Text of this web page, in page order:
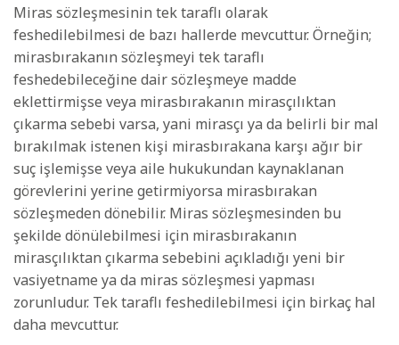
Miras sözleşmesinin tek taraflı olarak
feshedilebilmesi de bazı hallerde mevcuttur. Örneğin;
mirasbırakanın sözleşmeyi tek taraflı
feshedebileceğine dair sözleşmeye madde
eklettirmişse veya mirasbırakanın mirasçılıktan
çıkarma sebebi varsa, yani mirasçı ya da belirli bir mal
bırakılmak istenen kişi mirasbırakana karşı ağır bir
suç işlemişse veya aile hukukundan kaynaklanan
görevlerini yerine getirmiyorsa mirasbırakan
sözleşmeden dönebilir. Miras sözleşmesinden bu
şekilde dönülebilmesi için mirasbırakanın
mirasçılıktan çıkarma sebebini açıkladığı yeni bir
vasiyetname ya da miras sözleşmesi yapması
zorunludur. Tek taraflı feshedilebilmesi için birkaç hal
daha mevcuttur.